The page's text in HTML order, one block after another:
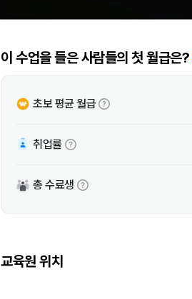
이 수업을 들은 사람들의 첫 월급은?
초보 평균 월급
취업률
총 수료생
교육원 위치